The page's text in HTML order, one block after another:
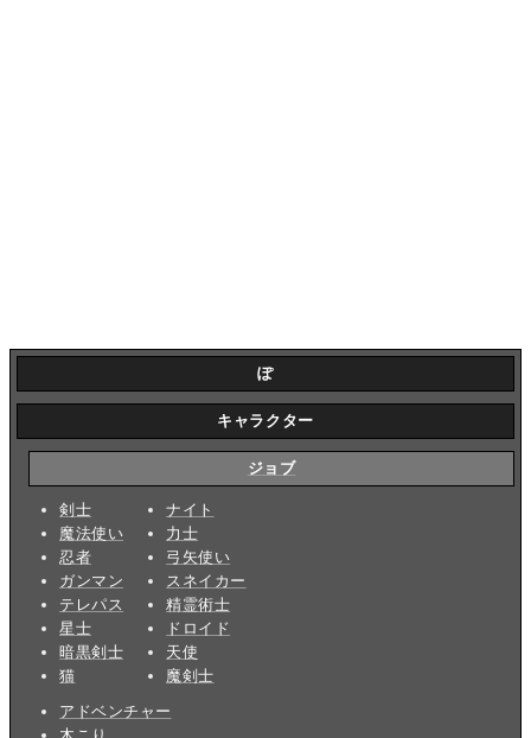
ぽ
キャラクター
ジョブ
剣士
魔法使い
忍者
ガンマン
テレパス
星士
暗黒剣士
猫
ナイト
力士
弓矢使い
スネイカー
精霊術士
ドロイド
天使
魔剣士
アドベンチャー